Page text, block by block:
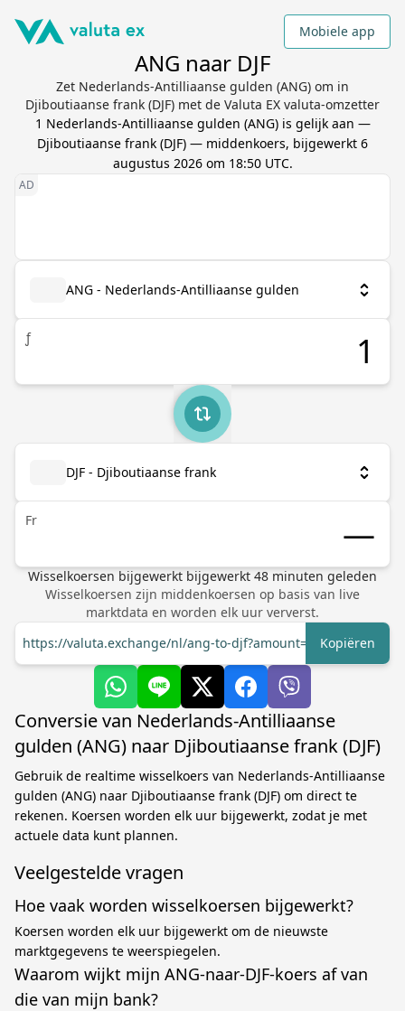
Mobiele app
ANG naar DJF
Zet Nederlands-Antilliaanse gulden (ANG) om in
Djiboutiaanse frank (DJF) met de Valuta EX valuta-omzetter
1 Nederlands-Antilliaanse gulden (ANG) is gelijk aan —
Djiboutiaanse frank (DJF) — middenkoers, bijgewerkt 6
augustus 2026 om 18:50 UTC.
ANG - Nederlands-Antilliaanse gulden
ƒ
DJF - Djiboutiaanse frank
Fr
Wisselkoersen bijgewerkt bijgewerkt 48 minuten geleden
Wisselkoersen zijn middenkoersen op basis van live
marktdata en worden elk uur ververst.
https://valuta.exchange/nl/ang-to-djf?amount=1
Kopiëren
Conversie van Nederlands-Antilliaanse
gulden (ANG) naar Djiboutiaanse frank (DJF)
Gebruik de realtime wisselkoers van Nederlands-Antilliaanse
gulden (ANG) naar Djiboutiaanse frank (DJF) om direct te
rekenen. Koersen worden elk uur bijgewerkt, zodat je met
actuele data kunt plannen.
Veelgestelde vragen
Hoe vaak worden wisselkoersen bijgewerkt?
Koersen worden elk uur bijgewerkt om de nieuwste
marktgegevens te weerspiegelen.
Waarom wijkt mijn ANG-naar-DJF-koers af van
die van mijn bank?